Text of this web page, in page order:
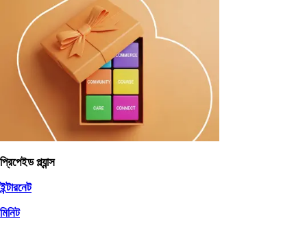
প্রিপেইড প্ল্যান্স
ইন্টারনেট
মিনিট